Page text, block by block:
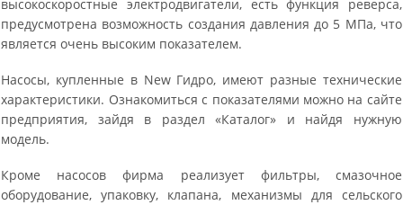
высокоскоростные электродвигатели, есть функция реверса,
предусмотрена возможность создания давления до 5 МПа, что
является очень высоким показателем.
Насосы, купленные в New Гидро, имеют разные технические
характеристики. Ознакомиться с показателями можно на сайте
предприятия, зайдя в раздел «Каталог» и найдя нужную
модель.
Кроме насосов фирма реализует фильтры, смазочное
оборудование, упаковку, клапана, механизмы для сельского